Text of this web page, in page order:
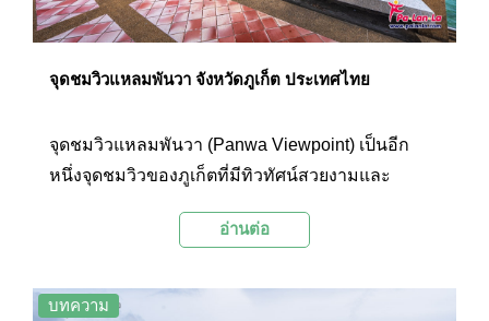
จุดชมวิวแหลมพันวา จังหวัดภูเก็ต ประเทศไทย
จุดชมวิวแหลมพันวา (Panwa Viewpoint) เป็นอีก
หนึ่งจุดชมวิวของภูเก็ตที่มีทิวทัศน์สวยงามและ
ลมชมวิวเลียบท้องทะเล และชมพระอาทิตย์ตกใน
อ่านต่อ
บทความ